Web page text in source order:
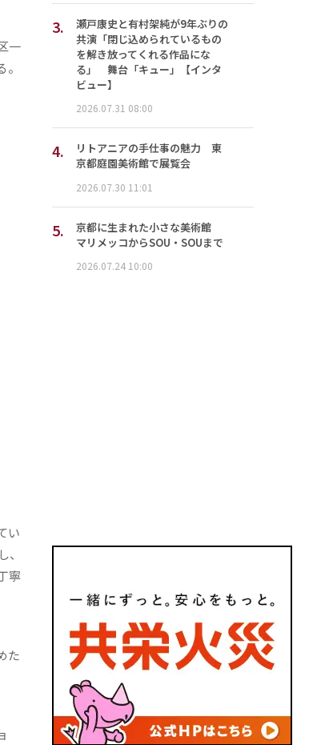
一
い
寧
た
3.
瀬戸康史と有村架純が9年ぶりの
共演「閉じ込められているもの
を解き放ってくれる作品にな
る」 舞台「キュー」【インタ
ビュー】
2026.07.31 08:00
4.
リトアニアの手仕事の魅力 東
京都庭園美術館で展覧会
2026.07.30 11:01
5.
京都に生まれた小さな美術館
マリメッコからSOU・SOUまで
2026.07.24 10:00